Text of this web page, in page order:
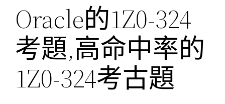
Oracle的1Z0-324
考題,高命中率的
1Z0-324考古題